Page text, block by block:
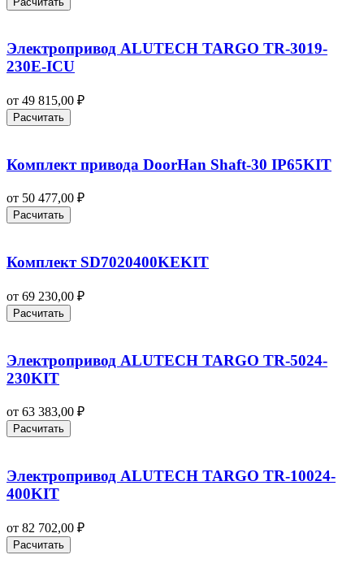
Электропривод ALUTECH TARGO TR-3019-
230E-ICU
от 49 815,00 ₽
Расчитать
Комплект привода DoorHan Shaft‑30 IP65KIT
от 50 477,00 ₽
Расчитать
Комплект SD7020400KEKIT
от 69 230,00 ₽
Расчитать
Электропривод ALUTECH TARGO TR-5024-
230KIT
от 63 383,00 ₽
Расчитать
Электропривод ALUTECH TARGO TR-10024-
400KIT
от 82 702,00 ₽
Расчитать